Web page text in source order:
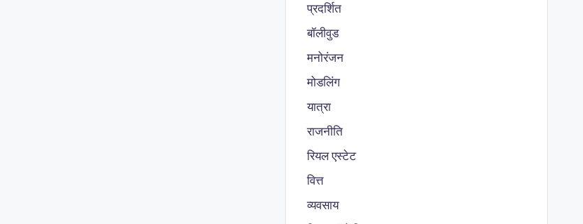
प्रदर्शित
बॉलीवुड
मनोरंजन
मोडलिंग
यात्रा
राजनीति
रियल एस्टेट
वित्त
व्यवसाय